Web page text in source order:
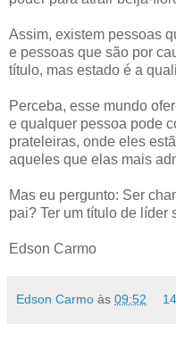
Assim, existem pessoas
e pessoas que são por
título, mas estado é a
Perceba, esse mundo
e qualquer pessoa pode
prateleiras, onde eles
aqueles que elas mais
Mas eu pergunto: Ser
pai? Ter um título de líder
Edson Carmo
Edson Carmo às 09:52